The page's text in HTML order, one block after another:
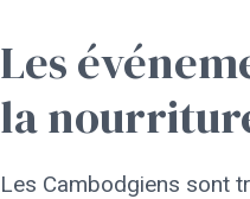
Les
la
Les Cambodgiens sont